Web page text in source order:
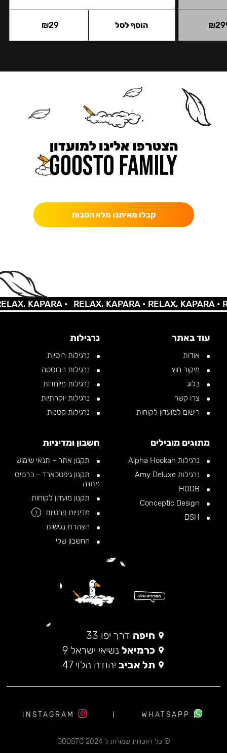
₪
₪29 הוסף לסל
הצטרפו אלינו למועדון
קבלו מאיתנו מלא הטבות
KAPARA • RELAX, KAPARA •RELAX, KAPARA •
עוד באתר
אודות
מיקור חוץ
בלוג
צרו קשר
רישום למועדון לקוחות
נרגילות
נרגילות רוסיות
נרגילות נירוסטה
נרגילות מיוחדות
נרגילות יוקרתיות
נרגילות קטנות
מתוגים מובילים
נרגילות Alpha Hookah
נרגילות Amy Deluxe
חשבון ומדיניות
תקנון אתר – תנאי שימוש
תקנון גיפטכארד – כרטיס
מתנה
תקנון מועדון לקוחות
מדיניות פרטיות
?
הצהרת נגישות
החשבון שלי
חיפה דרך יפו 33
כרמיאל נשיאי ישראל 9
תל אביב יהודה הלוי 47
© כל הזכויות שמורות ל 2024 GOOSTO
WHATSAPP
INSTAGRAM